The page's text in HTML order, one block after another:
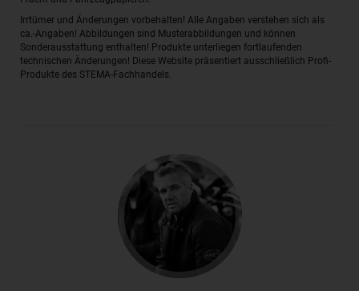
Irrtümer und Änderungen vorbehalten! Alle Angaben verstehen sich als
ca.-Angaben! Abbildungen sind Musterabbildungen und können
Sonderausstattung enthalten! Produkte unterliegen fortlaufenden
technischen Änderungen! Diese Website präsentiert ausschließlich Profi-
Produkte des STEMA-Fachhandels.